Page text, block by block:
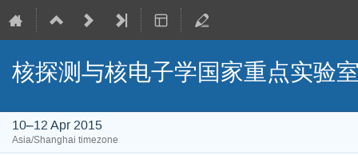
核探测与核电子学国家重点实验
10–12 Apr 2015
Asia/Shanghai timezone